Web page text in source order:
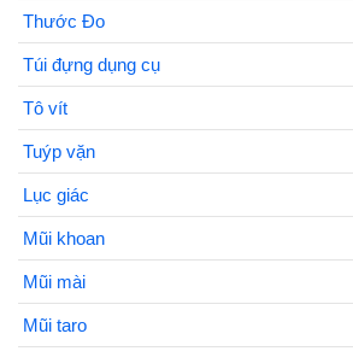
Thước Đo
Túi đựng dụng cụ
Tô vít
Tuýp vặn
Lục giác
Mũi khoan
Mũi mài
Mũi taro